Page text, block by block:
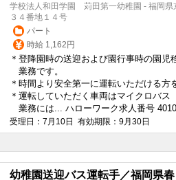
学校法人和田学園 苅田第一幼稚園 - 福岡県
３４番地１４号
パート
時給 1,162円
＊登降園時の送迎および園行事時の園児
業務です。
＊時間より安全第一に運転いただける方
＊運転していただく車両はマイクロバス
業務には... ハローワーク求人番号
受理日：7月10日 有効期限：9月30日
幼稚園送迎バス運転手／福岡県